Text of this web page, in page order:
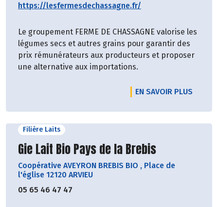
https://lesfermesdechassagne.fr/
Le groupement FERME DE CHASSAGNE valorise les
légumes secs et autres grains pour garantir des
prix rémunérateurs aux producteurs et proposer
une alternative aux importations.
EN SAVOIR PLUS
Filière Laits
Découvrir le producteur
Gie Lait Bio Pays de la Brebis
Coopérative AVEYRON BREBIS BIO , Place de
l'église 12120 ARVIEU
05 65 46 47 47